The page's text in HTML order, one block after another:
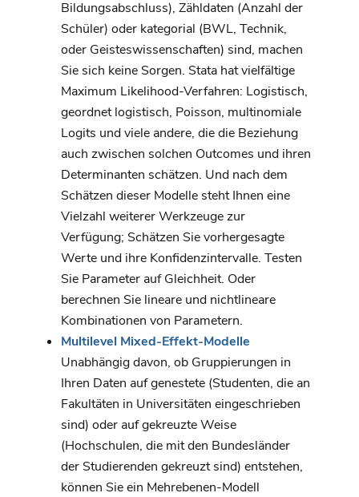
Bildungsabschluss), Zähldaten (Anzahl der
Schüler) oder kategorial (BWL, Technik,
oder Geisteswissenschaften) sind, machen
Sie sich keine Sorgen. Stata hat vielfältige
Maximum Likelihood-Verfahren: Logistisch,
geordnet logistisch, Poisson, multinomiale
Logits und viele andere, die die Beziehung
auch zwischen solchen Outcomes und ihren
Determinanten schätzen. Und nach dem
Schätzen dieser Modelle steht Ihnen eine
Vielzahl weiterer Werkzeuge zur
Verfügung; Schätzen Sie vorhergesagte
Werte und ihre Konfidenzintervalle. Testen
Sie Parameter auf Gleichheit. Oder
berechnen Sie lineare und nichtlineare
Kombinationen von Parametern.
Multilevel Mixed-Effekt-Modelle
Unabhängig davon, ob Gruppierungen in
Ihren Daten auf genestete (Studenten, die an
Fakultäten in Universitäten eingeschrieben
sind) oder auf gekreuzte Weise
(Hochschulen, die mit den Bundesländer
der Studierenden gekreuzt sind) entstehen,
können Sie ein Mehrebenen-Modell